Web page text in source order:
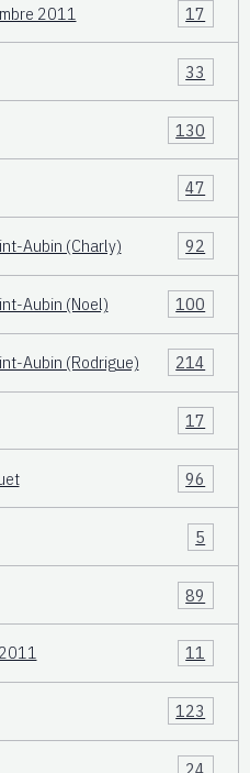
2011 17
33
130
47
Aubin (Charly) 92
Aubin (Noel) 100
Aubin (Rodrigue) 214
17
96
5
89
11
123